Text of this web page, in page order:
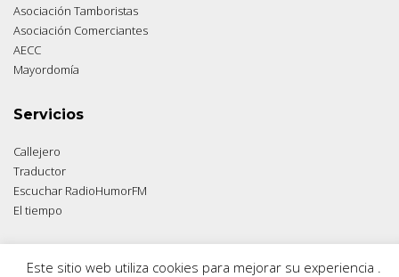
Asociación Tamboristas
Asociación Comerciantes
AECC
Mayordomía
Servicios
Callejero
Traductor
Escuchar RadioHumorFM
El tiempo
Este sitio web utiliza cookies para mejorar su experiencia .